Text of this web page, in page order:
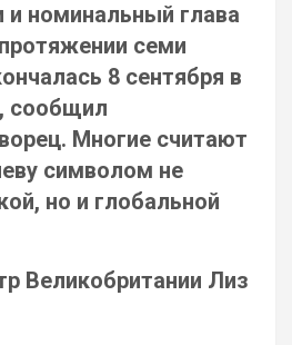
и номинальный глава
семи
8 сентября в
сообщил
Многие считают
символом не
но и глобальной
Великобритании Лиз